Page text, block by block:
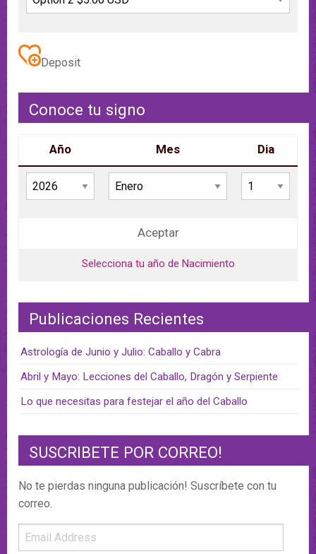
Deposit
Conoce tu signo
Año Mes Dia
Aceptar
Selecciona tu año de Nacimiento
Publicaciones Recientes
Astrología de Junio y Julio: Caballo y Cabra
Abril y Mayo: Lecciones del Caballo, Dragón y Serpiente
Lo que necesitas para festejar el año del Caballo
SUSCRIBETE POR CORREO!
No te pierdas ninguna publicación! Suscríbete con tu
correo.
Email
Address